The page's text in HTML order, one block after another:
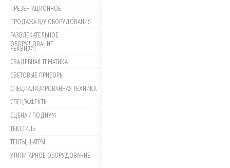
ПРЕЗЕНТАЦИОННОЕ
ПРОДАЖА Б/У ОБОРУДОВАНИЯ
РАЗВЛЕКАТЕЛЬНОЕ
ОБОРУДОВАНИЕ
РЕКВИЗИТ
СВАДЕБНАЯ ТЕМАТИКА
СВЕТОВЫЕ ПРИБОРЫ
СПЕЦИАЛИЗИРОВАННАЯ ТЕХНИКА
СПЕЦЭФФЕКТЫ
СЦЕНА / ПОДИУМ
ТЕКСТИЛЬ
ТЕНТЫ, ШАТРЫ
УТИЛИТАРНОЕ ОБОРУДОВАНИЕ